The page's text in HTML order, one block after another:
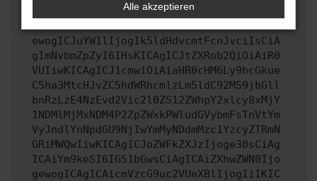
ewogICJuYW1lIjogIk5ldHdvcmtFcnJvciIsCiA
gImNvbmZpZyI6IHsKICAgICJtZXRob2QiOiAiR0
VUIiwKICAgICJ1cmwiOiAiaHR0cHM6Ly9hcGkue
C5ha3MtcHJvZC5hdWRhcmlzLm5ldC92MS9jbGll
bnRzLzE4NzEvd2Vic2l0ZS12ZWhpY2xlcy8xMjY
1NDMlMjMxNDM4P2ZpZWxkPWludGVybmFsTnVtYm
VyJndlYnNpdGU9NjIwYmMyNDdmMzc1YzcyZTRmN
GRiMWQwIiwKICAgICJoZWFkZXJzIjoge30sCiAg
ICAiYm9keSI6IG51bGwsCiAgICAiZXhwZWN0Ijo
gewogICAgICAicmVzcG9uc2VUeXBlIjogIiIKIC
Alle akzeptieren